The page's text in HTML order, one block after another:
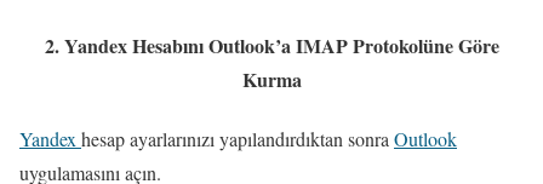
2. Yandex Hesabını Outlook’a IMAP Protokolüne Göre
Kurma
Yandex hesap ayarlarınızı yapılandırdıktan sonra Outlook
uygulamasını açın.